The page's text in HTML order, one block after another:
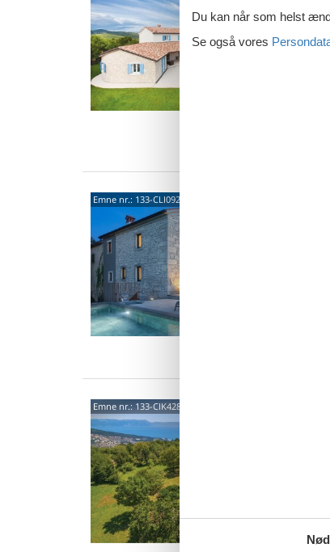
Emne nr.: 133-CLI092
Emne nr.: 133-CIK428
Du kan når som helst
Se også vores